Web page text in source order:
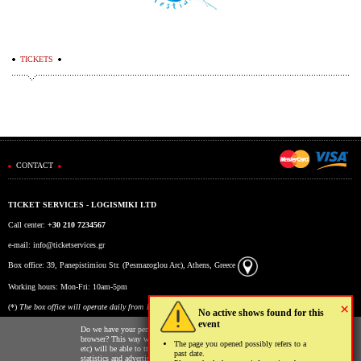
×
No active shows found for this
event
The page you opened possibly refers to a
past date.
TICKETS
CONTACT
TICKET SERVICES - LOGISMIKI LTD
Call center: +30 210 7234567
e-mail: info@ticketservices.gr
Box office: 39, Panepistimiou Str. (Pesmazoglou Arc), Athens, Greece
Working hours: Mon-Fri: 10am-5pm
(*) The box office will operate daily from 10:00 to 15:00 during the period 17/7 to 6/8.
Do we have your permission to store cookies to your
browser? This way we and third parties (Google, Facebook
etc) will be able to track your usage of our website for
statistics and advertising reasons. You may read more on the